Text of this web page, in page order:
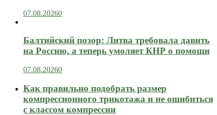
07.08.20260
Балтийский позор: Литва требовала давить
на Россию, а теперь умоляет КНР о помощи
07.08.20260
Как правильно подобрать размер
компрессионного трикотажа и не ошибиться
с классом компрессии